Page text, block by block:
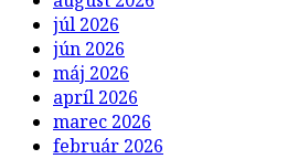
júl 2026
jún 2026
máj 2026
apríl 2026
marec 2026
február 2026